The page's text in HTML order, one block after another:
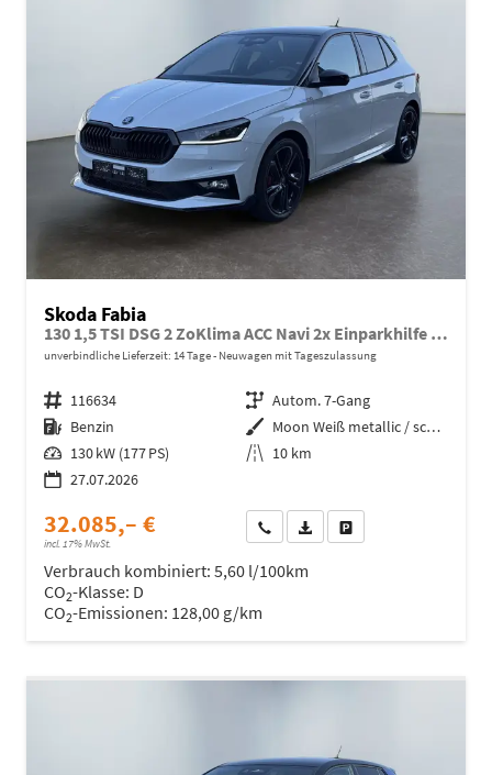
Skoda Fabia
130 1,5 TSI DSG 2 ZoKlima ACC Navi 2x Einparkhilfe Kessy 18 Zoll beheiztes Lenkrad Sitzheizung Sunset 5J Garantie
unverbindliche Lieferzeit: 14 Tage Neuwagen mit Tageszulassung
Fahrzeugnr. 116634 Getriebe Autom. 7-Gang
Kraftstoff Benzin Außenfarbe
Moon Weiß metallic / schwarzes Dach
Leistung 130 kW (177 PS) Kilometerstand 10 km
27.07.2026
32.085,– €
incl. 17% MwSt.
Wir rufen Sie anFahrzeugexposé (PDF)
Verbrauch kombiniert: 5,60 l/100km
CO2-Klasse: D
CO2-Emissionen: 128,00 g/km